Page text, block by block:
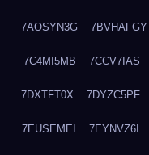
7AOSYN3G 7BVHAFGY
7C4MI5MB 7CCV7IAS
7DXTFT0X 7DYZC5PF
7EUSEMEI 7EYNVZ6I